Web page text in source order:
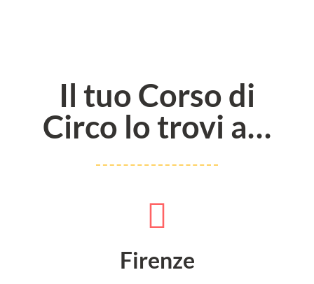
Il tuo Corso di
Circo lo trovi a…
Firenze